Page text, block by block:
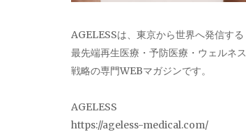
AGELESSは、東京から世界へ発信する
最先端再生医療・予防医療・ウェルネス
戦略の専門WEBマガジンです。
AGELESS
https://ageless-medical.com/